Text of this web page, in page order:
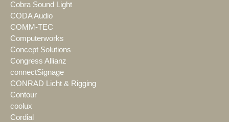
Cobra Sound Light
CODA Audio
COMM-TEC
Computerworks
Concept Solutions
Congress Allianz
connectSignage
CONRAD Licht & Rigging
Contour
coolux
Cordial